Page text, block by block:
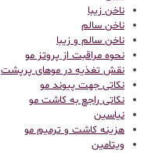
ناخن زیبا
ناخن سالم
ناخن سالم و زیبا
نحوه مراقبت از پروتز مو
نقش تغذیه در موهای پرپشت
نکاتی جهت پیوند مو
نکاتی راجع به کاشت مو
نیاسین
هزینه کاشت و ترمیم مو
ویتامین